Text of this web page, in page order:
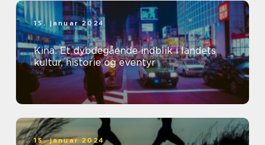
15. januar 2024
Kina: Et dybdegående indblik i landets
kultur, historie og eventyr
15. januar 2024